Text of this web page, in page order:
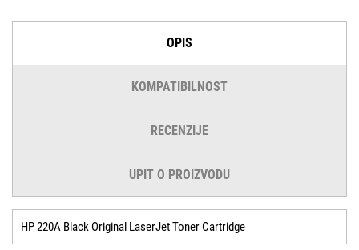
OPIS
KOMPATIBILNOST
RECENZIJE
UPIT O PROIZVODU
HP 220A Black Original LaserJet Toner Cartridge